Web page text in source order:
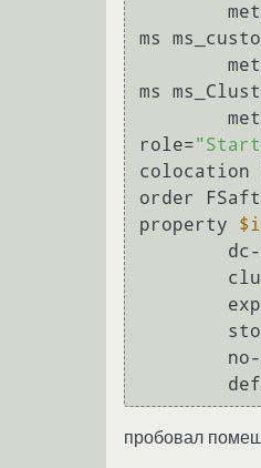
ms
ms
role=
colocation
order
property
пробовал